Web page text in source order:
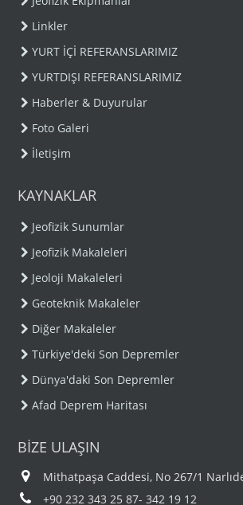
Linkler
YURT İÇİ REFERANSLARIMIZ
YURTDIŞI REFERANSLARIMIZ
Haberler & Duyurular
Foto Galeri
İletişim
KAYNAKLAR
Jeofizik Sunumlar
Jeofizik Makaleleri
Jeoloji Makaleleri
Geoteknik Makaleler
Diğer Makaleler
Türkiye'deki Son Depremler
Dünya'daki Son Depremler
Afad Deprem Haritası
BİZE ULAŞIN
Mithatpaşa Caddesi, No 267/1
+90 232 343 25 87- 342 19 12